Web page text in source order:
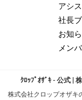
アシ
社長
お知
メン
ｸﾛｯﾌﾟｵｻﾞｷ - 公式 |
株式会社クロップオザキ